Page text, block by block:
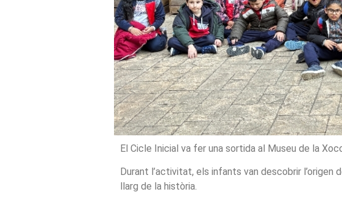
El Cicle Inicial va fer una sortida al Museu de la
Durant l’activitat, els infants van descobrir l’origen
llarg de la història.